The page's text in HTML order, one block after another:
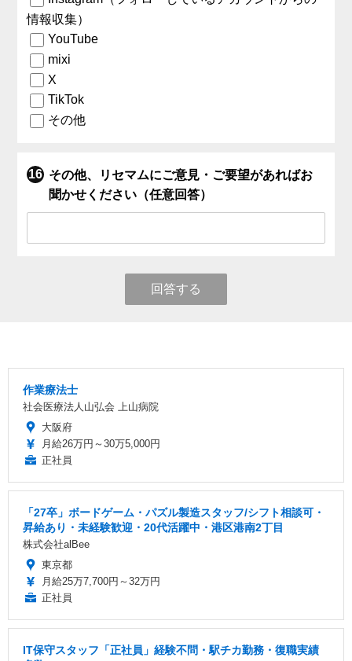
情報収集）
YouTube
mixi
X
TikTok
その他
その他、リセマムにご意見・ご要望があればお
聞かせください（任意回答）
回答する
作業療法士
社会医療法人山弘会 上山病院
大阪府
月給26万円～30万5,000円
正社員
「27卒」ボードゲーム・パズル製造スタッフ/シフト相談可・
昇給あり・未経験歓迎・20代活躍中・港区港南2丁目
株式会社alBee
東京都
月給25万7,700円～32万円
正社員
IT保守スタッフ「正社員」経験不問・駅チカ勤務・復職実績